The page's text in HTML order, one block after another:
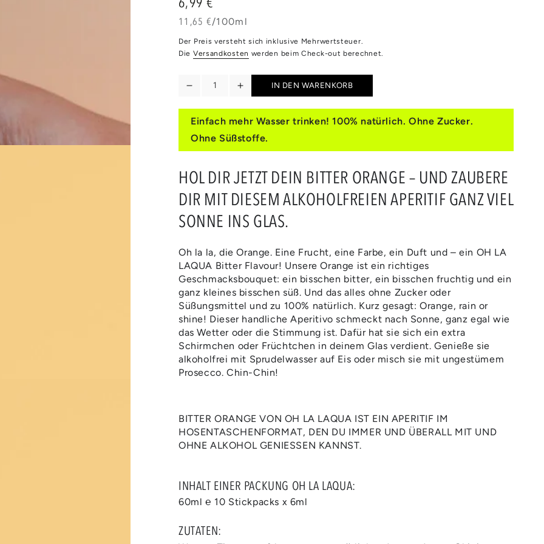
Regulärer
Preis
Stückpreis
11,65 €/
pro 100ml
Der Preis versteht sich inklusive Mehrwertsteuer.
Die Versandkosten werden beim Check-out berechnet.
Verringere
Menge
BITTER
ORANGE
Erhöhe
Menge
für
BITTER
ORANGE
IN DEN WARENKORB
Einfach mehr Wasser trinken! 100% natürlich. Ohne Zucker.
Ohne Süßstoffe.
HOL DIR JETZT DEIN BITTER ORANGE – UND ZAUBERE
DIR MIT DIESEM ALKOHOLFREIEN APERITIF GANZ VIEL
SONNE INS GLAS.
Oh la la, die Orange. Eine Frucht, eine Farbe, ein Duft und – ein OH LA
LAQUA Bitter Flavour! Unsere Orange ist ein richtiges
Geschmacksbouquet: ein bisschen bitter, ein bisschen fruchtig und ein
ganz kleines bisschen süß. Und das alles ohne Zucker oder
Süßungsmittel und zu 100% natürlich. Kurz gesagt: Orange, rain or
shine! Dieser handliche Aperitivo schmeckt nach Sonne, ganz egal wie
das Wetter oder die Stimmung ist. Dafür hat sie sich ein extra
Schirmchen oder Früchtchen in deinem Glas verdient. Genieße sie
alkoholfrei mit Sprudelwasser auf Eis oder misch sie mit ungestümem
Prosecco. Chin-Chin!
BITTER ORANGE VON OH LA LAQUA IST EIN APERITIF IM
HOSENTASCHENFORMAT, DEN DU IMMER UND ÜBERALL MIT UND
OHNE ALKOHOL GENIESSEN KANNST.
INHALT EINER PACKUNG OH LA LAQUA:
60ml ℮ 10 Stickpacks x 6ml
ZUTATEN: